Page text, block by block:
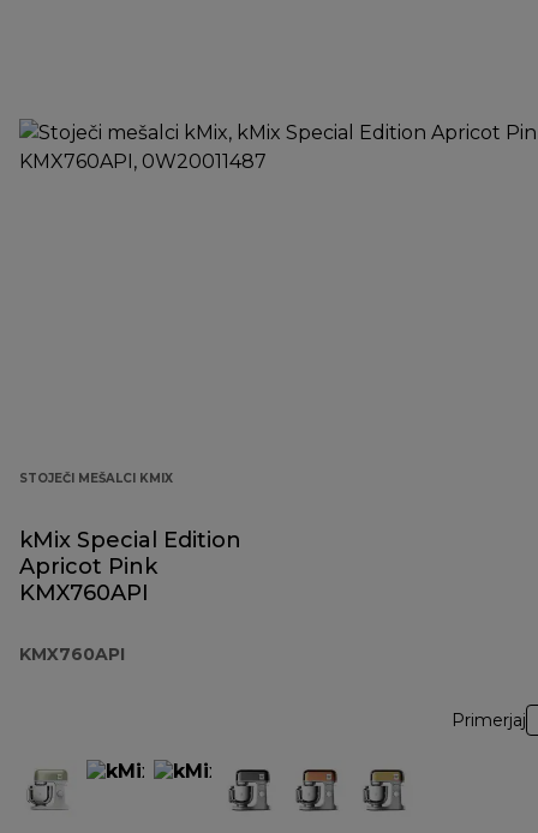
STOJEČI MEŠALCI KMIX
kMix Special Edition
Apricot Pink
KMX760API
KMX760API
Primerjaj